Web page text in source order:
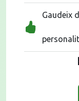
Gaudeix